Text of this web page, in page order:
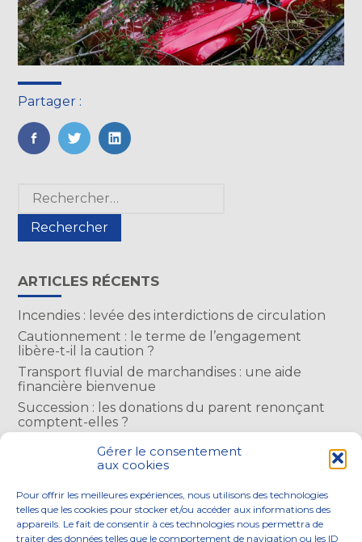
Gérer le consentement
aux cookies
Pour offrir les meilleures expériences, nous utilisons des technologies
telles que les cookies pour stocker et/ou accéder aux informations des
appareils. Le fait de consentir à ces technologies nous permettra de
traiter des données telles que le comportement de navigation ou les ID
Partager :
FaceBook
TwitterLinkedIn
Blog
sidebar
Rechercher :
ARTICLES RÉCENTS
Incendies : levée des interdictions de circulation
Cautionnement : le terme de l’engagement
libère-t-il la caution ?
Transport fluvial de marchandises : une aide
financière bienvenue
Succession : les donations du parent renonçant
comptent-elles ?
Encadrement des loyers : une année de plus
COMMENTAIRES RÉCENTS